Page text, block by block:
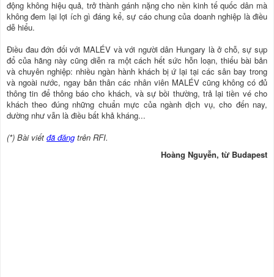
động không hiệu quả, trở thành gánh nặng cho nền kinh tế quốc dân mà
không đem lại lợi ích gì đáng kể, sự cáo chung của doanh nghiệp là điều
dễ hiểu.
Ðiều đau đớn đối với MALÉV và với người dân Hungary là ở chỗ, sự sụp
đổ của hãng này cũng diễn ra một cách hết sức hỗn loạn, thiếu bài bản
và chuyên nghiệp: nhiều ngàn hành khách bị ứ lại tại các sân bay trong
và ngoài nước, ngay bản thân các nhân viên MALÉV cũng không có đủ
thông tin để thông báo cho khách, và sự bồi thường, trả lại tiền vé cho
khách theo đúng những chuẩn mực của ngành dịch vụ, cho đến nay,
dường như vẫn là điều bất khả kháng...
(*) Bài viết đã đăng trên RFI.
Hoàng Nguyễn, từ Budapest